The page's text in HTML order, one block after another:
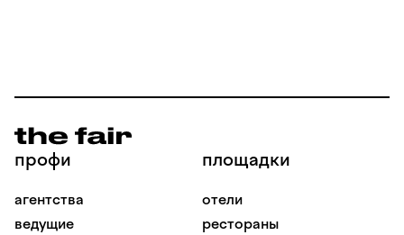
профи
агентства
ведущие
площадки
отели
рестораны